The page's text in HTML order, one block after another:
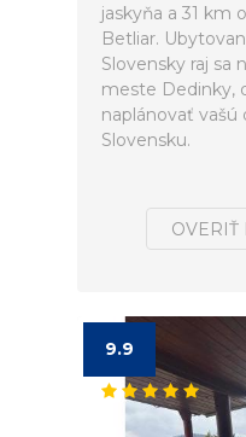
jaskyňa a 31 km
Betliar.
Slovensky raj sa
meste Dedinky,
naplánovať vašú
Slovensku.
OVERIŤ
9.9